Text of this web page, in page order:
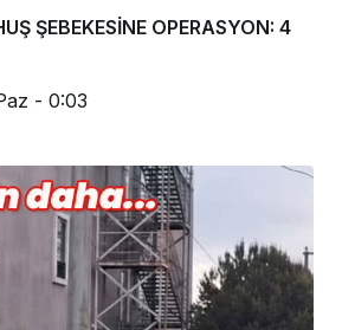
ŞEBEKESİNE OPERASYON: 4
- 0:03